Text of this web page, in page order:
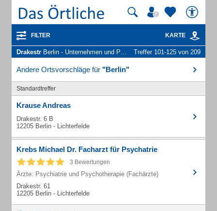
FILTER KARTE
Drakestr Berlin - Unternehmen und Personen Treffer 101-125 von 209
Andere Ortsvorschläge für "Berlin"
Standardtreffer
Krause Andreas
Drakestr. 6 B
12205 Berlin - Lichterfelde
Krebs Michael Dr. Facharzt für Psychatrie
3 Bewertungen
Ärzte: Psychiatrie und Psychotherapie (Fachärzte)
Drakestr. 61
12205 Berlin - Lichterfelde